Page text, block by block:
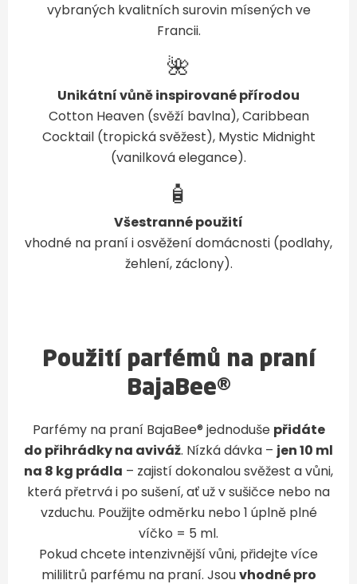
vybraných kvalitních surovin mísených ve
Francii.
🌺
Unikátní vůně inspirované přírodou
Cotton Heaven (svěží bavlna), Caribbean
Cocktail (tropická svěžest), Mystic Midnight
(vanilková elegance).
🧴
Všestranné použití
vhodné na praní i osvěžení domácnosti (podlahy,
žehlení, záclony).
Použití parfémů na praní
BajaBee®
Parfémy na praní BajaBee® jednoduše přidáte
do přihrádky na aviváž. Nízká dávka – jen 10 ml
na 8 kg prádla – zajistí dokonalou svěžest a vůni,
která přetrvá i po sušení, ať už v sušičce nebo na
vzduchu. Použijte odměrku nebo 1 úplně plné
víčko = 5 ml.
Pokud chcete intenzivnější vůni, přidejte více
mililitrů parfému na praní. Jsouvhodné pro